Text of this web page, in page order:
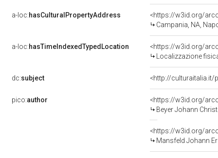
a-loc:hasCulturalPropertyAddress
<https://w3id.org/
Campania, NA,
a-loc:hasTimeIndexedTypedLocation
<https://w3id.org/
Localizzazione
dc:subject <http://
pico:author
<https://w3id.org/
Beyer Johann
<https://w3id.org/
Mansfeld Johann